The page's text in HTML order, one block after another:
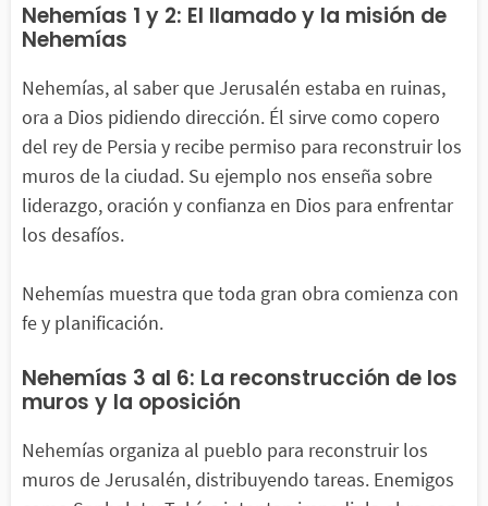
Nehemías 1 y 2: El llamado y la misión de
Nehemías
Nehemías, al saber que Jerusalén estaba en ruinas,
ora a Dios pidiendo dirección. Él sirve como copero
del rey de Persia y recibe permiso para reconstruir los
muros de la ciudad. Su ejemplo nos enseña sobre
liderazgo, oración y confianza en Dios para enfrentar
los desafíos.
Nehemías muestra que toda gran obra comienza con
fe y planificación.
Nehemías 3 al 6: La reconstrucción de los
muros y la oposición
Nehemías organiza al pueblo para reconstruir los
muros de Jerusalén, distribuyendo tareas. Enemigos